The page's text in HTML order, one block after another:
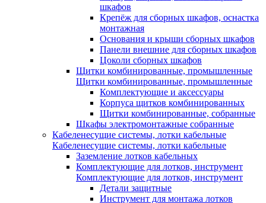
шкафов
Крепёж для сборных шкафов, оснастка
монтажная
Основания и крыши сборных шкафов
Панели внешние для сборных шкафов
Цоколи сборных шкафов
Щитки комбинированные, промышленные
Щитки комбинированные, промышленные
Комплектующие и аксессуары
Корпуса щитков комбинированных
Щитки комбинированные, собранные
Шкафы электромонтажные собранные
Кабеленесущие системы, лотки кабельные
Кабеленесущие системы, лотки кабельные
Заземление лотков кабельных
Комплектующие для лотков, инструмент
Комплектующие для лотков, инструмент
Детали защитные
Инструмент для монтажа лотков